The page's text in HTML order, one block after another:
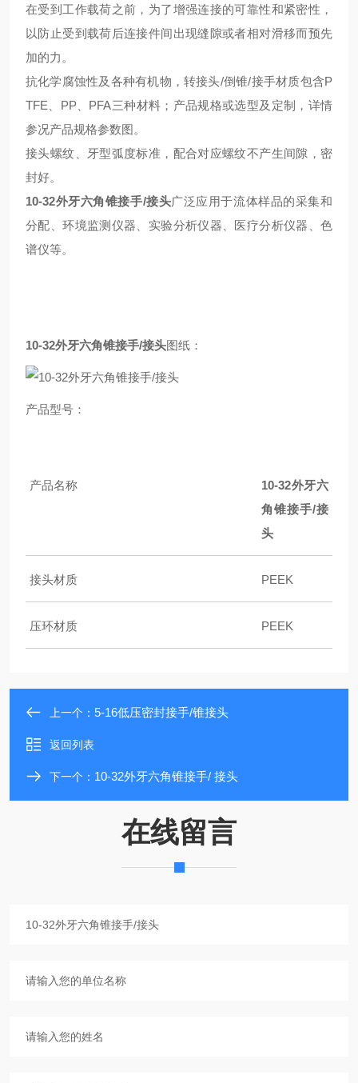
在受到工作载荷之前，为了增强连接的可靠性和紧密性，
以防止受到载荷后连接件间出现缝隙或者相对滑移而预先
加的力。
抗化学腐蚀性及各种有机物，转接头/倒锥/接手材质包含P
TFE、PP、PFA三种材料；产品规格或选型及定制，详情
参况产品规格参数图。
接头螺纹、牙型弧度标准，配合对应螺纹不产生间隙，密
封好。
10-32外牙六角锥接手/接头广泛应用于流体样品的采集和
分配、环境监测仪器、实验分析仪器、医疗分析仪器、色
谱仪等。
10-32外牙六角锥接手/接头图纸：
产品型号：
产品名称
10-32外牙六
角锥接手/接
头
接头材质 PEEK
压环材质 PEEK
上一个： 5-16低压密封接手/锥接头
返回列表
下一个： 10-32外牙六角锥接手/ 接头
在线留言